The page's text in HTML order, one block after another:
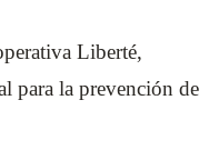
Liberté,
para la prevención de